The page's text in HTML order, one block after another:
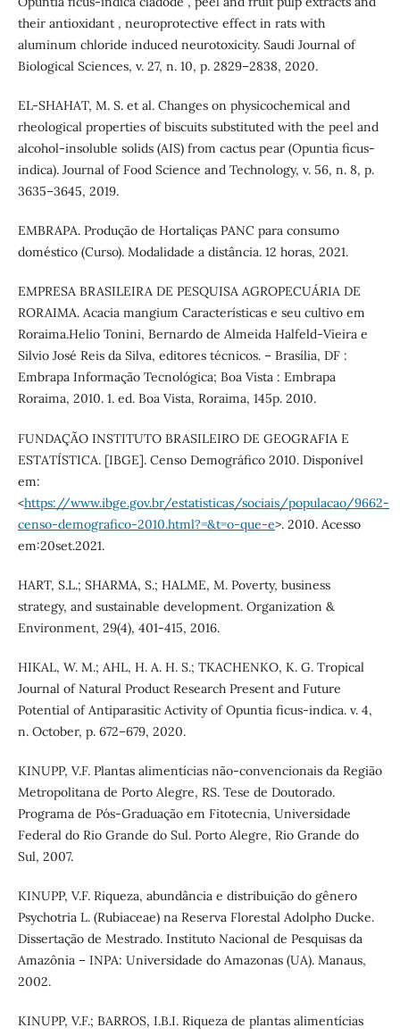
their antioxidant , neuroprotective effect in rats with
aluminum chloride induced neurotoxicity. Saudi Journal of
Biological Sciences, v. 27, n. 10, p. 2829–2838, 2020.
EL-SHAHAT, M. S. et al. Changes on physicochemical and
rheological properties of biscuits substituted with the peel and
alcohol-insoluble solids (AIS) from cactus pear (Opuntia ficus-
indica). Journal of Food Science and Technology, v. 56, n. 8, p.
3635–3645, 2019.
EMBRAPA. Produção de Hortaliças PANC para consumo
doméstico (Curso). Modalidade a distância. 12 horas, 2021.
EMPRESA BRASILEIRA DE PESQUISA AGROPECUÁRIA DE
RORAIMA. Acacia mangium Características e seu cultivo em
Roraima.Helio Tonini, Bernardo de Almeida Halfeld-Vieira e
Silvio José Reis da Silva, editores técnicos. – Brasília, DF :
Embrapa Informação Tecnológica; Boa Vista : Embrapa
Roraima, 2010. 1. ed. Boa Vista, Roraima, 145p. 2010.
FUNDAÇÃO INSTITUTO BRASILEIRO DE GEOGRAFIA E
ESTATÍSTICA. [IBGE]. Censo Demográfico 2010. Disponível
em:
<https://www.ibge.gov.br/estatisticas/sociais/populacao/9662-
censo-demografico-2010.html?=&t=o-que-e>. 2010. Acesso
em:20set.2021.
HART, S.L.; SHARMA, S.; HALME, M. Poverty, business
strategy, and sustainable development. Organization &
Environment, 29(4), 401-415, 2016.
HIKAL, W. M.; AHL, H. A. H. S.; TKACHENKO, K. G. Tropical
Journal of Natural Product Research Present and Future
Potential of Antiparasitic Activity of Opuntia ficus-indica. v. 4,
n. October, p. 672–679, 2020.
KINUPP, V.F. Plantas alimentícias não-convencionais da Região
Metropolitana de Porto Alegre, RS. Tese de Doutorado.
Programa de Pós-Graduação em Fitotecnia, Universidade
Federal do Rio Grande do Sul. Porto Alegre, Rio Grande do
Sul, 2007.
KINUPP, V.F. Riqueza, abundância e distribuição do gênero
Psychotria L. (Rubiaceae) na Reserva Florestal Adolpho Ducke.
Dissertação de Mestrado. Instituto Nacional de Pesquisas da
Amazônia – INPA: Universidade do Amazonas (UA). Manaus,
2002.
KINUPP, V.F.; BARROS, I.B.I. Riqueza de plantas alimentícias